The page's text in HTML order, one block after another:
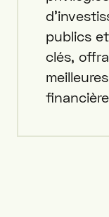
publics
clés,